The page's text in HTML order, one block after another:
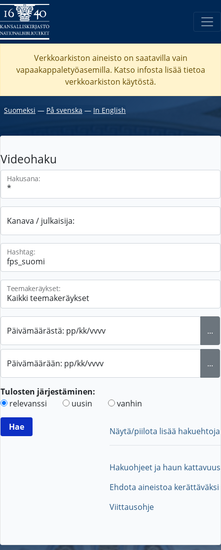
Verkkoarkiston aineisto on saatavilla vain
vapaakappaletyöasemilla. Katso infosta lisää tietoa
verkkoarkiston käytöstä.
Suomeksi ― På svenska ― In English
Videohaku
Hakusana:
Kanava / julkaisija:
Hashtag:
Teemakeräykset:
Päivämäärästä: pp/kk/vvvv ...
Päivämäärään: pp/kk/vvvv ...
Tulosten järjestäminen:
relevanssi
uusin vanhin
Näytä/piilota lisää hakuehtoja
Hakuohjeet ja haun kattavuus
Ehdota aineistoa kerättäväksi
Viittausohje